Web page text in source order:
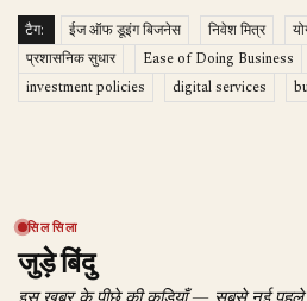
टैग: ईज ऑफ डूइंग बिजनेस निवेश मित्र
प्रशासनिक सुधार
Ease of Doing Business
investment policies
digital services
सिलसिला
जुड़े बिंदु